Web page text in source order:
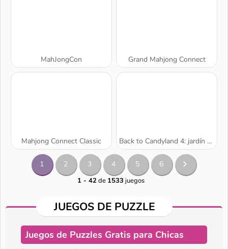
MahJongCon Grand Mahjong Connect
Mahjong Connect Classic Back to Candyland 4: jardín de paletas
1 2 3 4 5 6
1 - 42de 1533 juegos
JUEGOS DE PUZZLE
Juegos de Puzzles Gratis para Chicas